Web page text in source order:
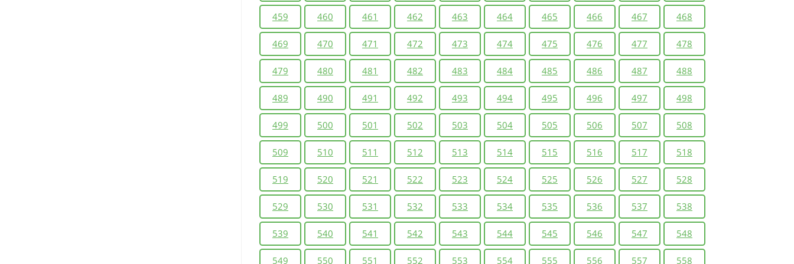
459 460 461 462 463 464 465 466 467 468
469 470 471 472 473 474 475 476 477 478
479 480 481 482 483 484 485 486 487 488
489 490 491 492 493 494 495 496 497 498
499 500 501 502 503 504 505 506 507 508
509 510 511 512 513 514 515 516 517 518
519 520 521 522 523 524 525 526 527 528
529 530 531 532 533 534 535 536 537 538
539 540 541 542 543 544 545 546 547 548
549 550 551 552 553 554 555 556 557 558